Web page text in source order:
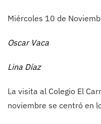
Miércoles 10 de
Oscar Vaca
Lina Díaz
La visita al Colegio El
noviembre se centró en